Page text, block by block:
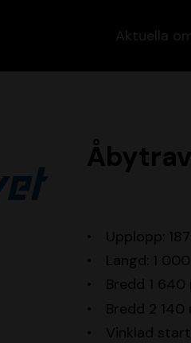
Aktuella
Upplopp:
Längd: 1
Bredd 1 640
Bredd 2 140
Vinklad